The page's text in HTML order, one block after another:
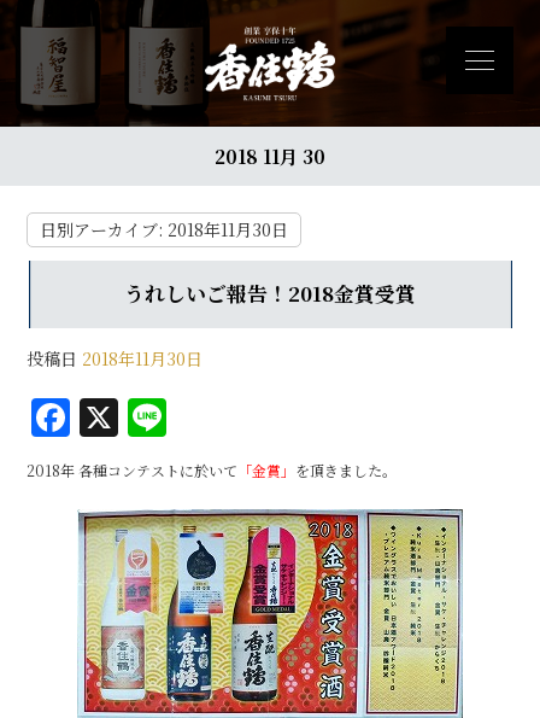
2018 11月 30
日別アーカイブ: 2018年11月30日
うれしいご報告！2018金賞受賞
投稿日 2018年11月30日
F
a
c
e
b
o
o
k
X
n
e
2018年 各種コンテストに於いて 「金賞」 を頂きました。